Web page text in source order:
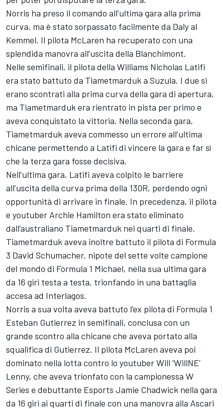
Norris ha preso il comando all’ultima gara alla prima
curva, ma è stato sorpassato facilmente da Daly al
Kemmel. Il pilota McLaren ha recuperato con una
splendida manovra all’uscita della Blanchimont.
Nelle semifinali, il pilota della Williams Nicholas Latifi
era stato battuto da Tiametmarduk a Suzula. I due si
erano scontrati alla prima curva della gara di apertura,
ma Tiametmarduk era rientrato in pista per primo e
aveva conquistato la vittoria. Nella seconda gara,
Tiametmarduk aveva commesso un errore all’ultima
chicane permettendo a Latifi di vincere la gara e far sì
che la terza gara fosse decisiva.
Nell’ultima gara, Latifi aveva colpito le barriere
all’uscita della curva prima della 130R, perdendo ogni
opportunità di arrivare in finale. In precedenza, il pilota
e youtuber Archie Hamilton era stato eliminato
dall’australiano Tiametmarduk nei quarti di finale.
Tiametmarduk aveva inoltre battuto il pilota di Formula
3 David Schumacher, nipote del sette volte campione
del mondo di Formula 1 Michael, nella sua ultima gara
da 16 giri testa a testa, trionfando in una battaglia
accesa ad Interlagos.
Norris a sua volta aveva battuto l’ex pilota di Formula 1
Esteban Gutierrez in semifinali, conclusa con un
grande scontro alla chicane che aveva portato alla
squalifica di Gutierrez. Il pilota McLaren aveva poi
dominato nella lotta contro lo youtuber Will ‘WillNE’
Lenny, che aveva trionfato con la campionessa W
Series e debuttante Esports Jamie Chadwick nella gara
da 16 giri ai quarti di finale con una manovra alla Ascari